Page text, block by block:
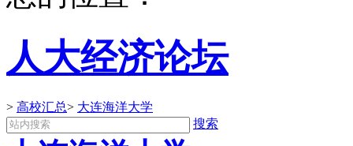
人大经济论坛
> 高校汇总> 大连海洋大学
搜索